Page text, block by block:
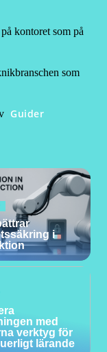
kontoret som på
som
Guider
i
med
verktyg för
lärande